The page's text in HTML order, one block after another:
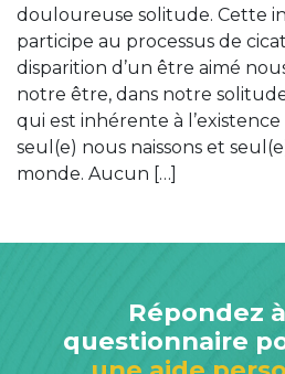
douloureuse solitude. Cette
participe au processus de
disparition d’un être aimé
notre être, dans notre
qui est inhérente à
seul(e) nous naissons et
monde. Aucun […]
Répondez
questionnaire